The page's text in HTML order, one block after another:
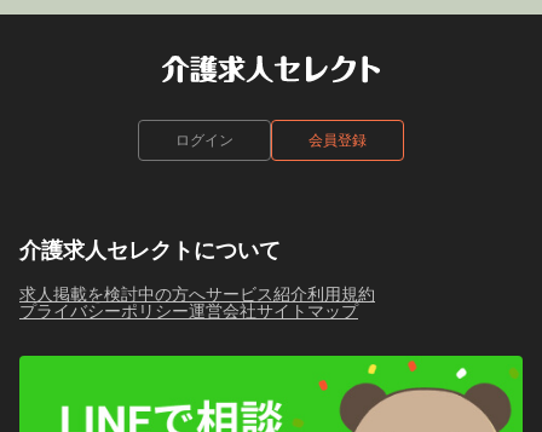
ログイン 会員登録
介護求人セレクトについて
求人掲載を検討中の方へサービス紹介利用規約
プライバシーポリシー運営会社サイトマップ